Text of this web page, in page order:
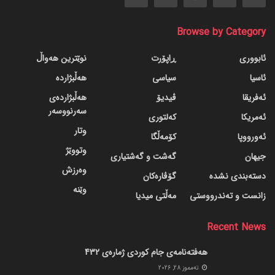
Browse by Category
ئابووری
ئاسیا
ئەفریقا
ئەمریکا
ئەورووپا
جیهان
دسته‌بندی نشده
زانست و تەندرووستی
ڕاپۆرت
سیاسی
ڤیدیۆ
کەلتوری
کۆمەڵگا
گه‌شت و گه‌شتیاری
گۆڤاره‌کان
مەڵتی میدیا
نوێترین هەواڵ
هەڵبژاردە
هەڵبژاردەی
سەرنووسەر
وتار
وتووێژ
وەرزش
وێنە
Recent News
هەفتەنامەی جام کوردی ژمارەی 432
ته‌مموز 28, 2026